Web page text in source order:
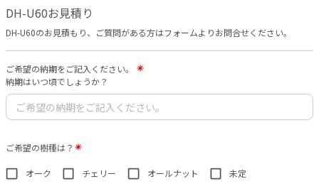
DH-U60お見積り
DH-U60のお見積もり、ご質問がある方はフォームよりお問合せください。
ご希望の納期をご記入ください。
納期はいつ頃でしょうか？
ご希望の樹種は？
オーク チェリー オールナット 未定